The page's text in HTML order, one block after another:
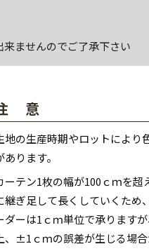
来ませんのでご了承下さい
意
地の生産時期やロットにより
あります。
ーテン1枚の幅が100ｃｍを超
継ぎ足して長くしていくため
ダーは1ｃｍ単位で承ります
、±1ｃｍの誤差が生じる場合